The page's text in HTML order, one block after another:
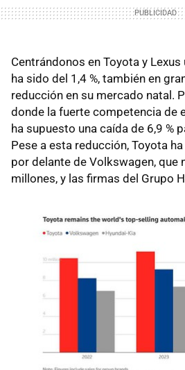
Centrándonos en Toyota y
ha sido del 1,4 %, también en
reducción en su mercado natal.
donde la fuerte competencia de
ha supuesto una caída de 6,9 %
Pese a esta reducción, Toyota
por delante de Volkswagen, que
millones, y las firmas del Grupo